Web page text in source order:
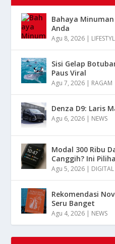
Bahaya
Anda
Agu 8, 2026 |
Sisi Gelap
Paus Viral
Agu 7, 2026 | RAGAM
Denza D9: Laris
Agu 6, 2026 | NEWS
Modal 300 Ribu
Canggih? Ini
Agu 5, 2026 | DIGITAL
Rekomendasi
Seru Banget
Agu 4, 2026 | NEWS